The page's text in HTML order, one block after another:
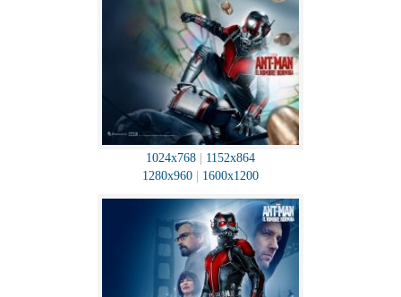
1024x768
1152x864
1280x960
1600x1200